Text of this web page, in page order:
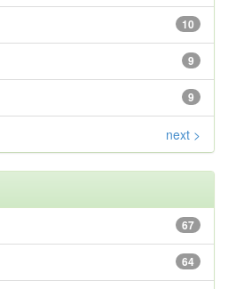
10
9
9
next >
67
64